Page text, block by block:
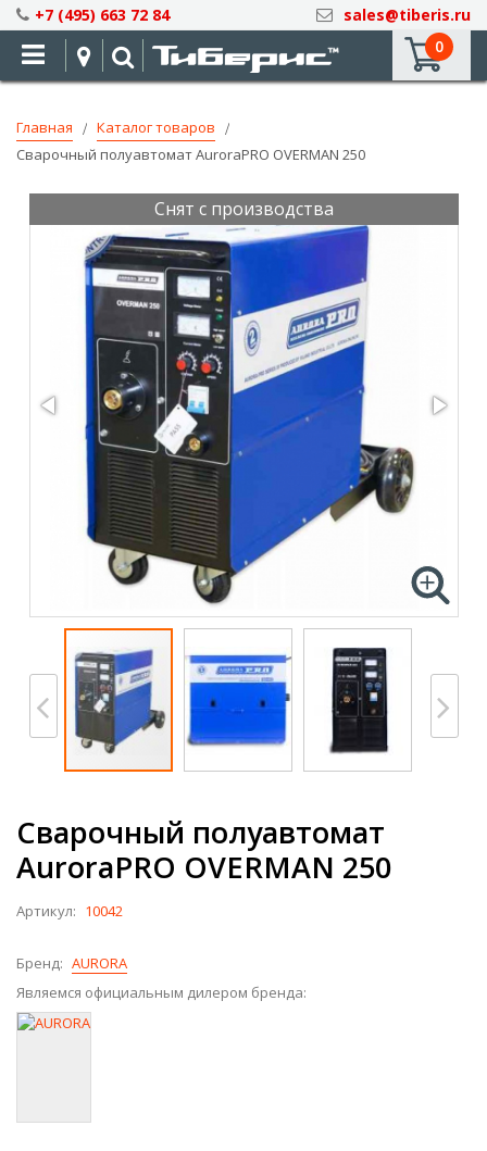
Skip
to
Content
+7 (495) 663 72 84
sales@tiberis.ru
0
Главная
Каталог товаров
Сварочный полуавтомат AuroraPRO OVERMAN 250
Сварочный полуавтомат
AuroraPRO OVERMAN 250
Артикул: 10042
Бренд: AURORA
Являемся официальным дилером бренда:
Снят с производства